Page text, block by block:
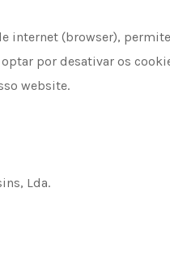
internet (browser),
por desativar os
website.
Lda.